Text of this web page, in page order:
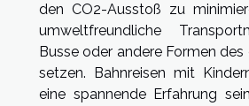
den CO2-Ausstoß zu
umweltfreundliche
Busse oder andere Formen des
setzen. Bahnreisen mit
eine spannende Erfahrung